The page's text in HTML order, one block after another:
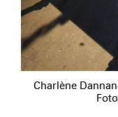
Charlène